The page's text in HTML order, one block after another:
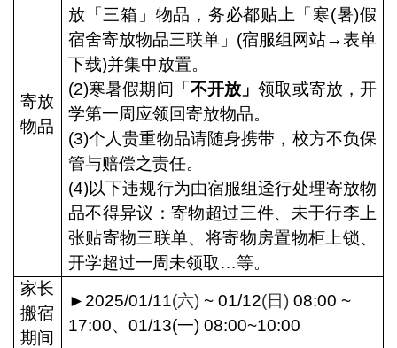
寄放
物品
放「三箱」物品，务必都贴上「寒(暑)假
宿舍寄放物品三联单」(宿服组网站→表单
下载)并集中放置。
(2)寒暑假期间「不开放」领取或寄放，开
学第一周应领回寄放物品。
(3)个人贵重物品请随身携带，校方不负保
管与赔偿之责任。
(4)以下违规行为由宿服组迳行处理寄放物
品不得异议：寄物超过三件、未于行李上
张贴寄物三联单、将寄物房置物柜上锁、
开学超过一周未领取…等。
家长
搬宿
期间
► 2025/01/11(六) ~ 01/12(日) 08:00 ~
17:00、01/13(一) 08:00~10:00